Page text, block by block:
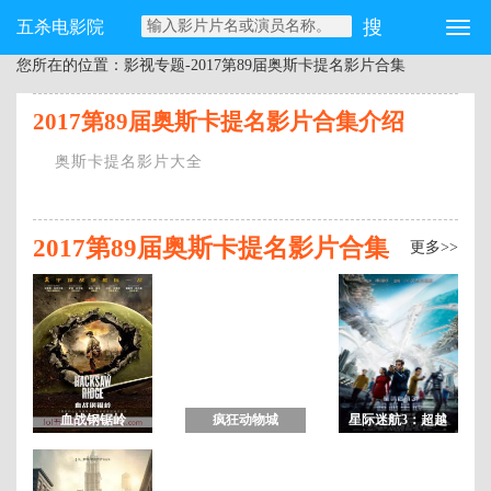
五杀电影院
您所在的位置： 影视专题-2017第89届奥斯卡提名影片合集
2017第89届奥斯卡提名影片合集介绍
奥斯卡提名影片大全
更多>>
2017第89届奥斯卡提名影片合集
血战钢锯岭 疯狂动物城
星际迷航3：超越